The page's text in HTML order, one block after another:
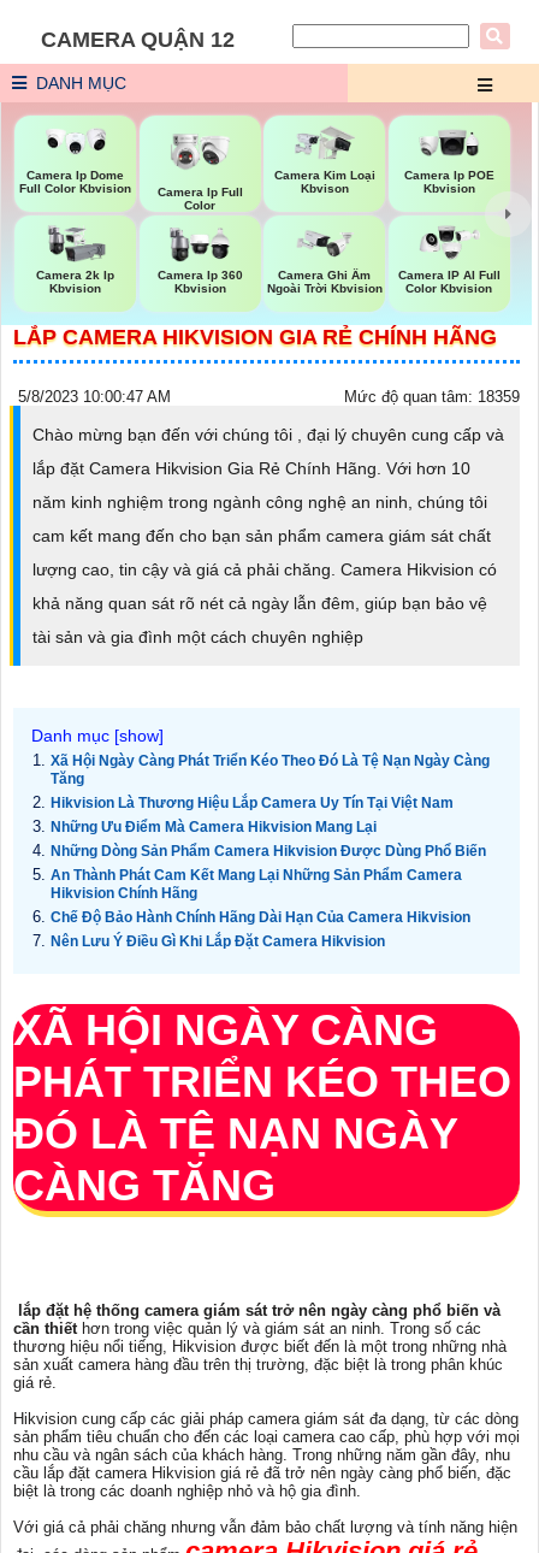
CAMERA QUẬN 12
DANH MỤC
Camera Ip Dome
Full Color Kbvision
Camera Ip Full
Color
Camera Kim Loại
Kbvison
Camera Ip POE
Kbvision
Camera 2k Ip
Kbvision
Camera Ip 360
Kbvision
Camera Ghi Âm
Ngoài Trời Kbvision
Camera IP AI Full
Color Kbvision
LẮP CAMERA HIKVISION GIA RẺ CHÍNH HÃNG
5/8/2023 10:00:47 AM Mức độ quan tâm: 18359
Chào mừng bạn đến với chúng tôi , đại lý chuyên cung cấp và
lắp đặt Camera Hikvision Gia Rẻ Chính Hãng. Với hơn 10
năm kinh nghiệm trong ngành công nghệ an ninh, chúng tôi
cam kết mang đến cho bạn sản phẩm camera giám sát chất
lượng cao, tin cậy và giá cả phải chăng. Camera Hikvision có
khả năng quan sát rõ nét cả ngày lẫn đêm, giúp bạn bảo vệ
tài sản và gia đình một cách chuyên nghiệp
Xã Hội Ngày Càng Phát Triển Kéo Theo Đó Là Tệ Nạn Ngày Càng
Tăng
Hikvision Là Thương Hiệu Lắp Camera Uy Tín Tại Việt Nam
Những Ưu Điểm Mà Camera Hikvision Mang Lại
Những Dòng Sản Phẩm Camera Hikvision Được Dùng Phổ Biến
An Thành Phát Cam Kết Mang Lại Những Sản Phẩm Camera
Hikvision Chính Hãng
Chế Độ Bảo Hành Chính Hãng Dài Hạn Của Camera Hikvision
Nên Lưu Ý Điều Gì Khi Lắp Đặt Camera Hikvision
XÃ HỘI NGÀY CÀNG
PHÁT TRIỂN KÉO THEO
ĐÓ LÀ TỆ NẠN NGÀY
CÀNG TĂNG
lắp đặt hệ thống camera giám sát trở nên ngày càng phổ biến và
cần thiết hơn trong việc quản lý và giám sát an ninh. Trong số các
thương hiệu nổi tiếng, Hikvision được biết đến là một trong những nhà
sản xuất camera hàng đầu trên thị trường, đặc biệt là trong phân khúc
giá rẻ.
Hikvision cung cấp các giải pháp camera giám sát đa dạng, từ các dòng
sản phẩm tiêu chuẩn cho đến các loại camera cao cấp, phù hợp với mọi
nhu cầu và ngân sách của khách hàng. Trong những năm gần đây, nhu
cầu lắp đặt camera Hikvision giá rẻ đã trở nên ngày càng phổ biến, đặc
biệt là trong các doanh nghiệp nhỏ và hộ gia đình.
Với giá cả phải chăng nhưng vẫn đảm bảo chất lượng và tính năng hiện